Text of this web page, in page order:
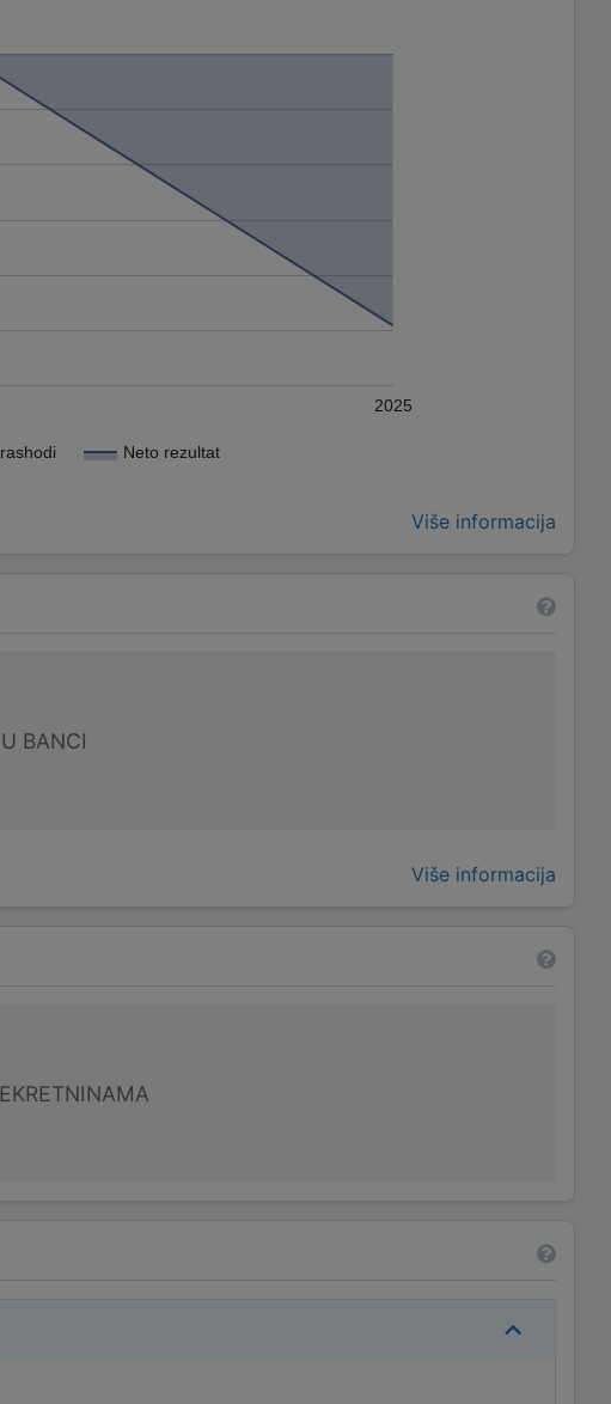
Neto rezultat
2025
Više informacija
BANCI
Više informacija